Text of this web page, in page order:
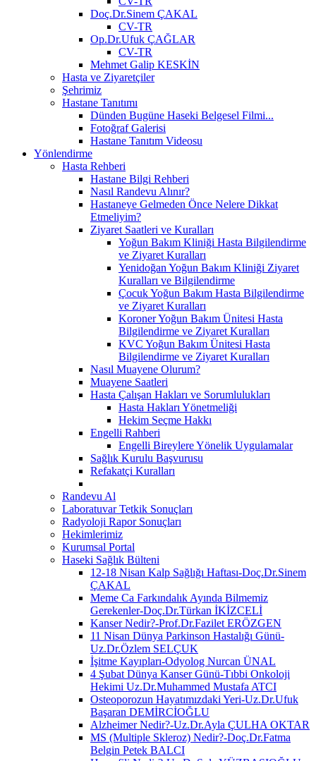
Doç.Dr.Sinem ÇAKAL
CV-TR
Op.Dr.Ufuk ÇAĞLAR
CV-TR
Mehmet Galip KESKİN
Hasta ve Ziyaretçiler
Şehrimiz
Hastane Tanıtımı
Dünden Bugüne Haseki Belgesel Filmi...
Fotoğraf Galerisi
Hastane Tanıtım Videosu
Yönlendirme
Hasta Rehberi
Hastane Bilgi Rehberi
Nasıl Randevu Alınır?
Hastaneye Gelmeden Önce Nelere Dikkat
Etmeliyim?
Ziyaret Saatleri ve Kuralları
Yoğun Bakım Kliniği Hasta Bilgilendirme
ve Ziyaret Kuralları
Yenidoğan Yoğun Bakım Kliniği Ziyaret
Kuralları ve Bilgilendirme
Çocuk Yoğun Bakım Hasta Bilgilendirme
ve Ziyaret Kuralları
Koroner Yoğun Bakım Ünitesi Hasta
Bilgilendirme ve Ziyaret Kuralları
KVC Yoğun Bakım Ünitesi Hasta
Bilgilendirme ve Ziyaret Kuralları
Nasıl Muayene Olurum?
Muayene Saatleri
Hasta Çalışan Hakları ve Sorumlulukları
Hasta Hakları Yönetmeliği
Hekim Seçme Hakkı
Engelli Rahberi
Engelli Bireylere Yönelik Uygulamalar
Sağlık Kurulu Başvurusu
Refakatçi Kuralları
Randevu Al
Laboratuvar Tetkik Sonuçları
Radyoloji Rapor Sonuçları
Hekimlerimiz
Kurumsal Portal
Haseki Sağlık Bülteni
12-18 Nisan Kalp Sağlığı Haftası-Doç.Dr.Sinem
ÇAKAL
Meme Ca Farkındalık Ayında Bilmemiz
Gerekenler-Doç.Dr.Türkan İKİZCELİ
Kanser Nedir?-Prof.Dr.Fazilet ERÖZGEN
11 Nisan Dünya Parkinson Hastalığı Günü-
Uz.Dr.Özlem SELÇUK
İşitme Kayıpları-Odyolog Nurcan ÜNAL
4 Şubat Dünya Kanser Günü-Tıbbi Onkoloji
Hekimi Uz.Dr.Muhammed Mustafa ATCI
Osteoporozun Hayatımızdaki Yeri-Uz.Dr.Ufuk
Başaran DEMİRCİOĞLU
Alzheimer Nedir?-Uz.Dr.Ayla ÇULHA OKTAR
MS (Multiple Skleroz) Nedir?-Doç.Dr.Fatma
Belgin Petek BALCI